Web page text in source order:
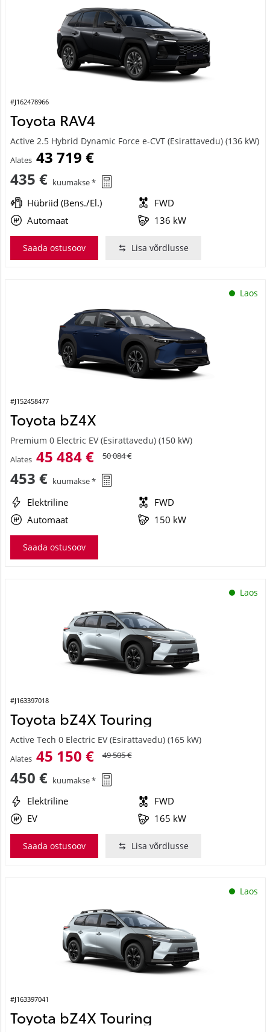
#J162478966
Toyota RAV4
Active 2.5 Hybrid Dynamic Force e-CVT (Esirattavedu) (136 kW)
Alates 43 719 €
435 € kuumakse *
Hübriid (Bens./El.)
FWD
Automaat
136 kW
Saada ostusoov Lisa võrdlusse
Laos
#J152458477
Toyota bZ4X
Premium 0 Electric EV (Esirattavedu) (150 kW)
Alates 45 484 € 50 084 €
453 € kuumakse *
Elektriline
FWD
Automaat
150 kW
Saada ostusoov
Laos
#J163397018
Toyota bZ4X Touring
Active Tech 0 Electric EV (Esirattavedu) (165 kW)
Alates 45 150 € 49 505 €
450 € kuumakse *
Elektriline
FWD
EV
165 kW
Saada ostusoov Lisa võrdlusse
Laos
#J163397041
Toyota bZ4X Touring